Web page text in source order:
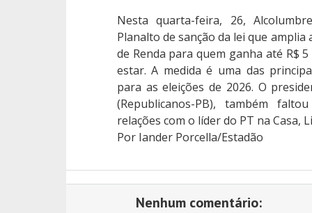
Nesta quarta-feira, 26,
Planalto de sanção da lei que
de Renda para quem ganha até R$
estar. A medida é uma das
para as eleições de 2026. O
(Republicanos-PB), também
relações com o líder do PT na Casa,
Por Iander Porcella/Estadão
Nenhum comentário: